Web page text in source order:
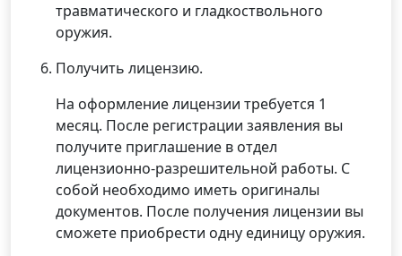
травматического и гладкоствольного
оружия.
Получить лицензию.
На оформление лицензии требуется 1
месяц. После регистрации заявления вы
получите приглашение в отдел
лицензионно-разрешительной работы. С
собой необходимо иметь оригиналы
документов. После получения лицензии вы
сможете приобрести одну единицу оружия.